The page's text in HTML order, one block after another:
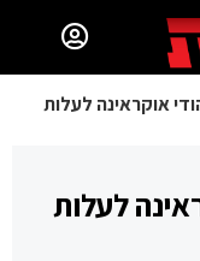
אוקראינה לעלות
לעלות